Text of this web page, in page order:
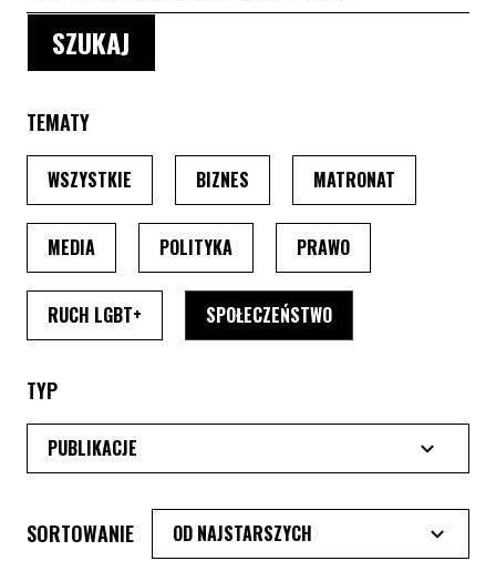
TEMATY
WSZYSTKIE PO WYBRANIU TEMATU, STRONA PRZEŁADUJE SIĘ
BIZNES PO WYBRANIU TEMATU, STRONA
MATRONAT
MEDIAPO WYBRANIU TEMATU, STRONA PRZEŁADUJE SIĘ
POLITYKAPO WYBRANIU TEMATU, STRONA
PRAWOPO WYBRANIU
RUCH LGBT+ PO WYBRANIU TEMATU, STRONA PRZEŁADUJE
SPOŁECZEŃSTWOPO WYBRANIU
TYP
SORTOWANIE